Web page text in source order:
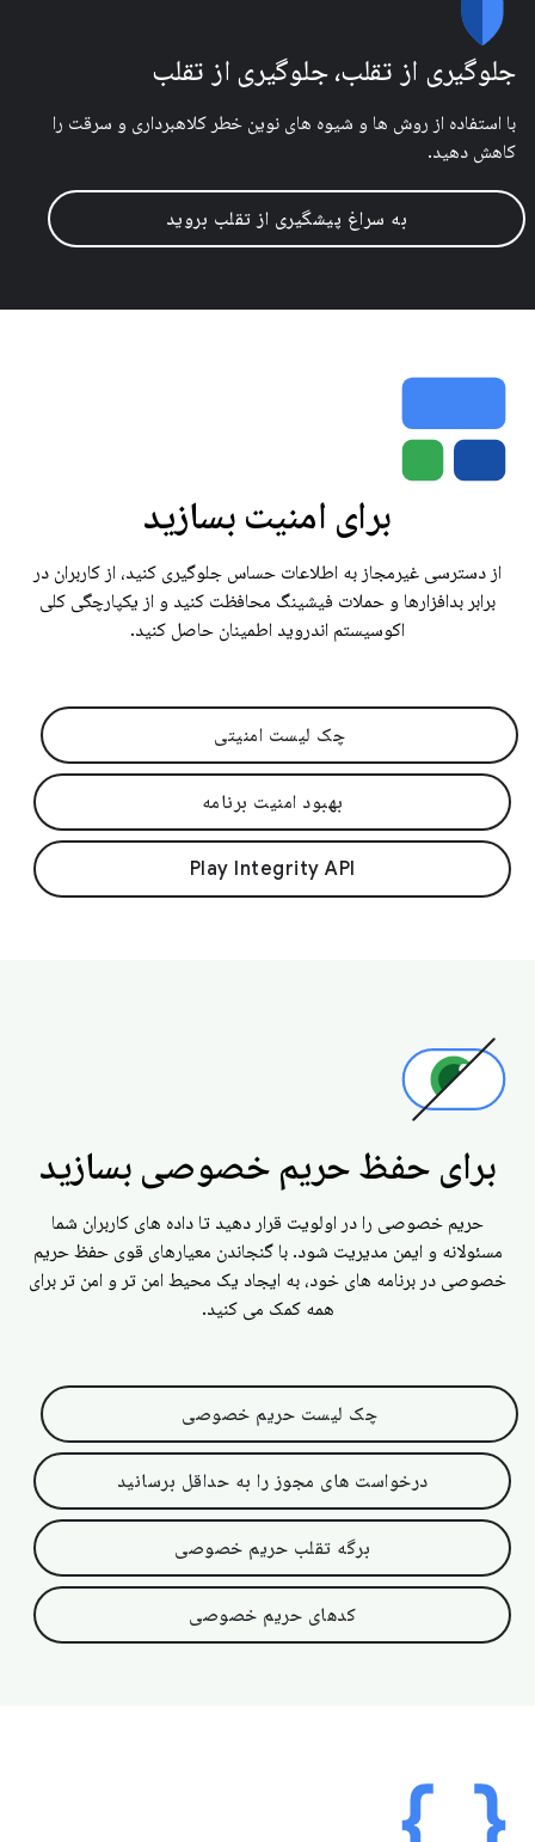
جلوگیری از تقلب، جلوگیری از تقلب
با استفاده از روش ها و شیوه های نوین خطر کلاهبرداری و سرقت را
کاهش دهید.
به سراغ پیشگیری از تقلب بروید
برای امنیت بسازید
از دسترسی غیرمجاز به اطلاعات حساس جلوگیری کنید، از کاربران در
برابر بدافزارها و حملات فیشینگ محافظت کنید و از یکپارچگی کلی
اکوسیستم اندروید اطمینان حاصل کنید.
چک لیست امنیتی
بهبود امنیت برنامه
Play Integrity API
برای حفظ حریم خصوصی بسازید
حریم خصوصی را در اولویت قرار دهید تا داده های کاربران شما
مسئولانه و ایمن مدیریت شود. با گنجاندن معیارهای قوی حفظ حریم
خصوصی در برنامه های خود، به ایجاد یک محیط امن تر و امن تر برای
همه کمک می کنید.
چک لیست حریم خصوصی
درخواست های مجوز را به حداقل برسانید
برگه تقلب حریم خصوصی
کدهای حریم خصوصی